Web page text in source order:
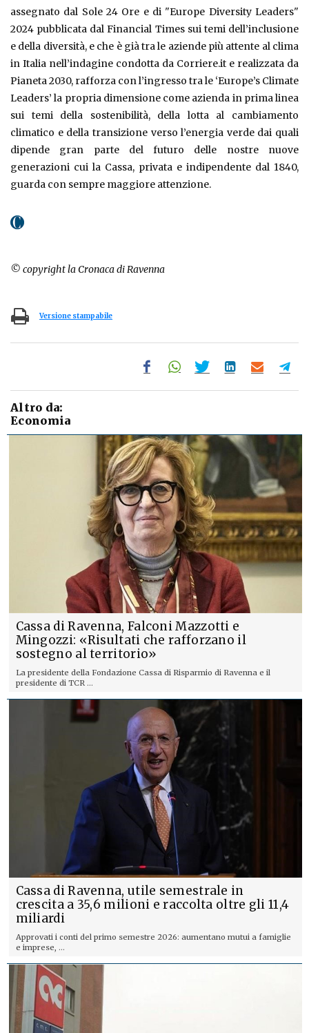
assegnato dal Sole 24 Ore e di "Europe Diversity Leaders"
2024 pubblicata dal Financial Times sui temi dell’inclusione
e della diversità, e che è già tra le aziende più attente al clima
in Italia nell’indagine condotta da Corriere.it e realizzata da
Pianeta 2030, rafforza con l’ingresso tra le ‘Europe’s Climate
Leaders’ la propria dimensione come azienda in prima linea
sui temi della sostenibilità, della lotta al cambiamento
climatico e della transizione verso l’energia verde dai quali
dipende gran parte del futuro delle nostre nuove
generazioni cui la Cassa, privata e indipendente dal 1840,
guarda con sempre maggiore attenzione.
© copyright la Cronaca di Ravenna
Versione stampabile
Altro da:
Economia
Cassa di Ravenna, Falconi Mazzotti e
Mingozzi: «Risultati che rafforzano il
sostegno al territorio»
La presidente della Fondazione Cassa di Risparmio di Ravenna e il
presidente di TCR ...
Cassa di Ravenna, utile semestrale in
crescita a 35,6 milioni e raccolta oltre gli 11,4
miliardi
Approvati i conti del primo semestre 2026: aumentano mutui a famiglie
e imprese, ...